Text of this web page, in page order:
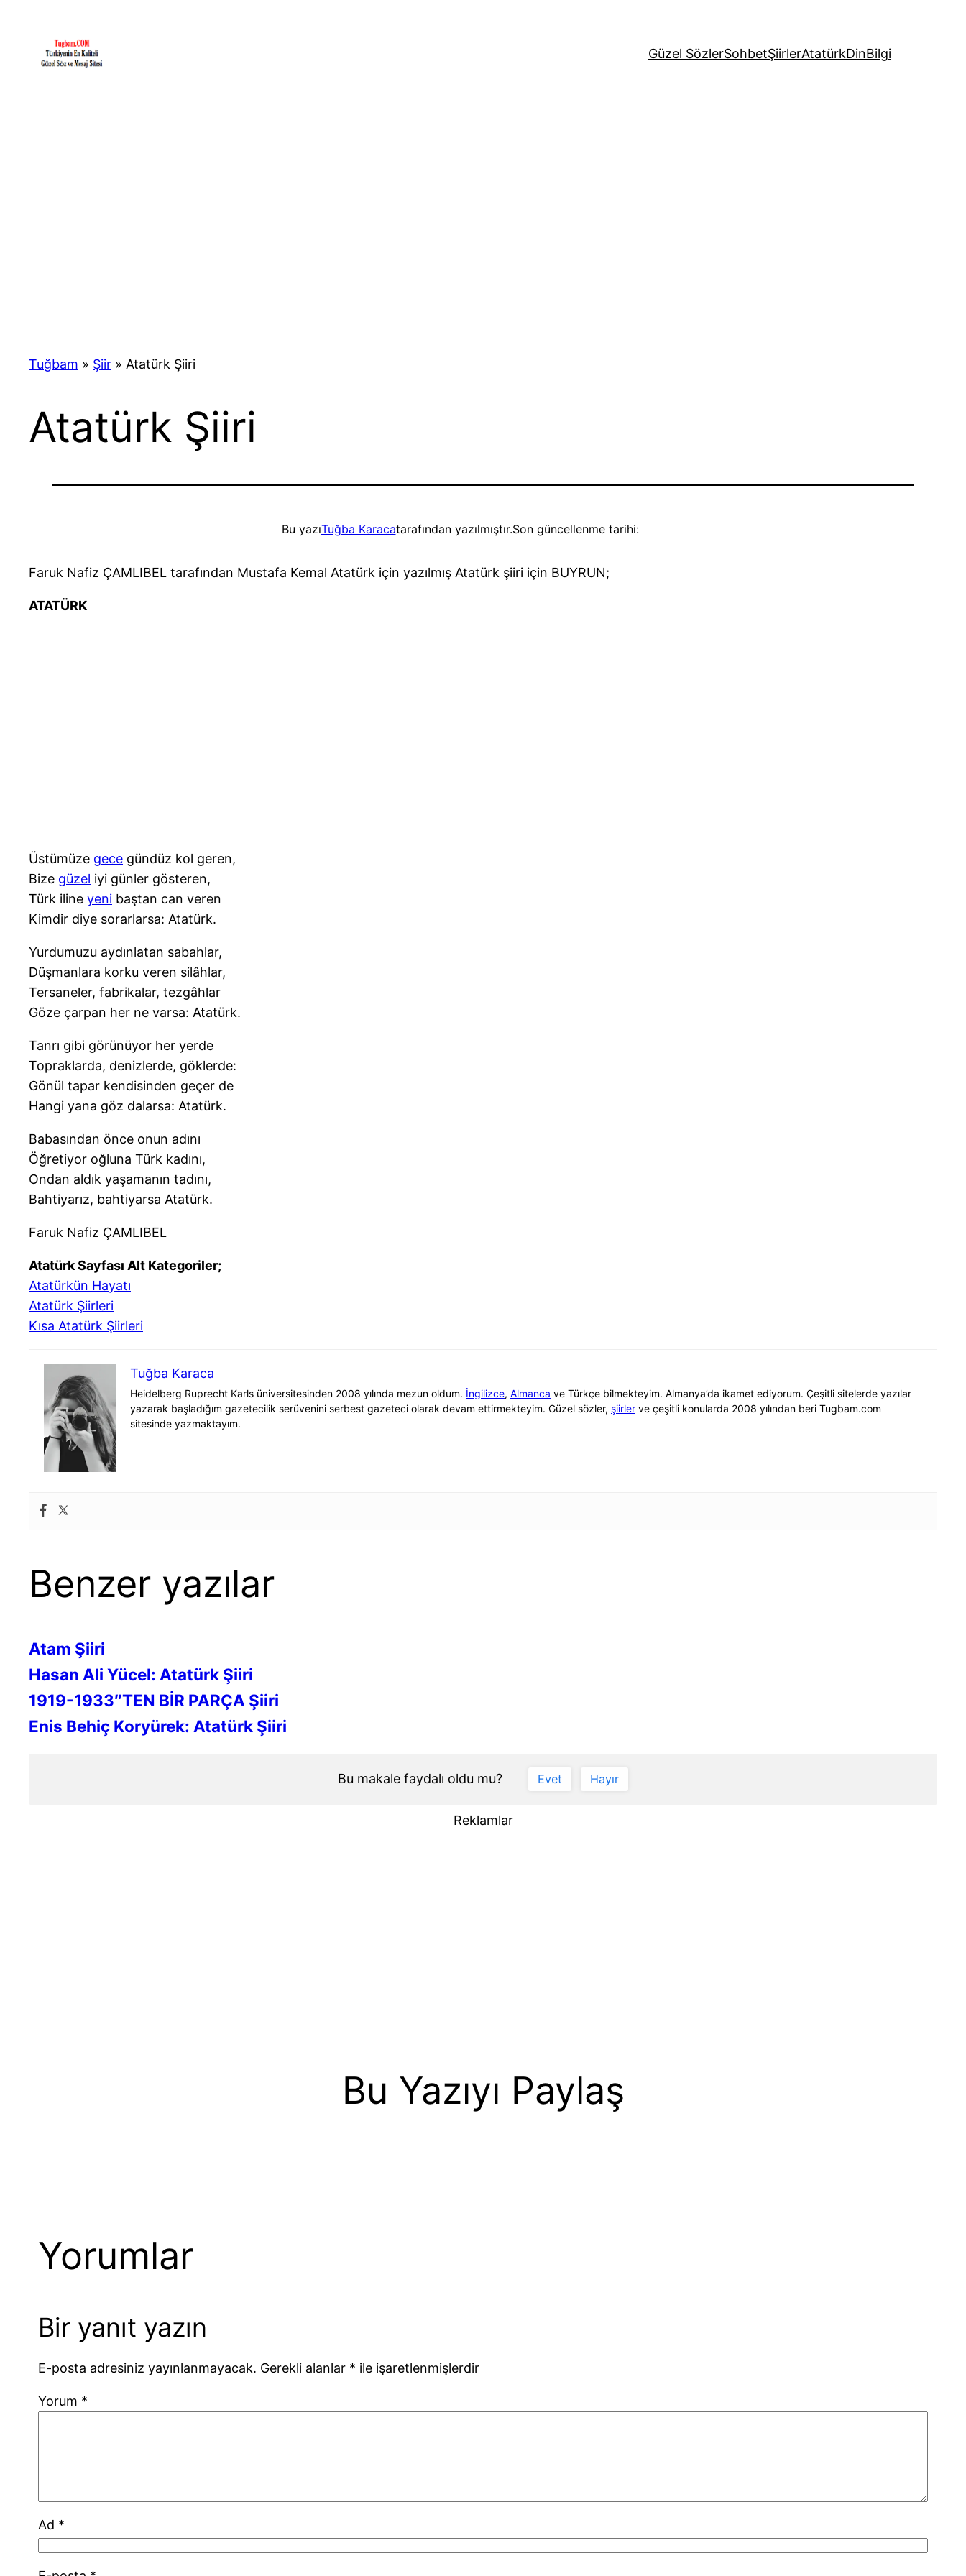
Güzel SözlerSohbetŞiirlerAtatürkDinBilgi
Tuğbam » Şiir » Atatürk Şiiri
Atatürk Şiiri
Bu yazıTuğba Karacatarafından yazılmıştır.Son güncellenme tarihi:
Faruk Nafiz ÇAMLIBEL tarafından Mustafa Kemal Atatürk için yazılmış Atatürk şiiri için BUYRUN;
ATATÜRK
Üstümüze gece gündüz kol geren,
Bize güzel iyi günler gösteren,
Türk iline yeni baştan can veren
Kimdir diye sorarlarsa: Atatürk.
Yurdumuzu aydınlatan sabahlar,
Düşmanlara korku veren silâhlar,
Tersaneler, fabrikalar, tezgâhlar
Göze çarpan her ne varsa: Atatürk.
Tanrı gibi görünüyor her yerde
Topraklarda, denizlerde, göklerde:
Gönül tapar kendisinden geçer de
Hangi yana göz dalarsa: Atatürk.
Babasından önce onun adını
Öğretiyor oğluna Türk kadını,
Ondan aldık yaşamanın tadını,
Bahtiyarız, bahtiyarsa Atatürk.
Faruk Nafiz ÇAMLIBEL
Atatürk Sayfası Alt Kategoriler;
Atatürkün Hayatı
Atatürk Şiirleri
Kısa Atatürk Şiirleri
Tuğba Karaca
Heidelberg Ruprecht Karls üniversitesinden 2008 yılında mezun oldum. İngilizce, Almanca ve Türkçe bilmekteyim. Almanya’da ikamet ediyorum. Çeşitli sitelerde yazılar
yazarak başladığım gazetecilik serüvenini serbest gazeteci olarak devam ettirmekteyim. Güzel sözler, şiirler ve çeşitli konularda 2008 yılından beri Tugbam.com
sitesinde yazmaktayım.
Benzer yazılar
Atam Şiiri
Hasan Ali Yücel: Atatürk Şiiri
1919-1933″TEN BİR PARÇA Şiiri
Enis Behiç Koryürek: Atatürk Şiiri
Bu makale faydalı oldu mu? Evet Hayır
Reklamlar
Bu Yazıyı Paylaş
Yorumlar
Bir yanıt yazın
E-posta adresiniz yayınlanmayacak. Gerekli alanlar * ile işaretlenmişlerdir
Yorum *
Ad *